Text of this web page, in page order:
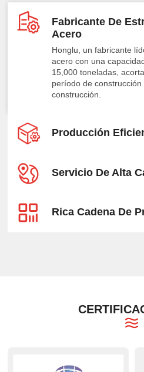
Fabricante De
Acero
Honglu, un fabricante
acero con una
15,000 toneladas,
período de
construcción.
Producción
Servicio De Alta
Rica Cadena De